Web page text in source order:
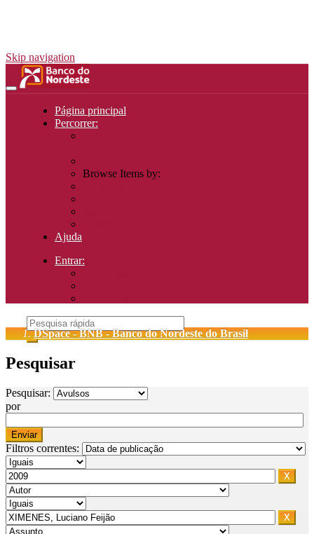
Skip navigation
Página principal
Percorrer:
Browse Items by:
Ajuda
Entrar:
DSpace - BNB - Banco do Nordeste do Brasil
Pesquisar
Pesquisar:
por
Filtros correntes: